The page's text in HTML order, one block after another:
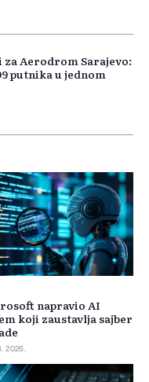
Aerodrom Sarajevo:
putnika u jednom
napravio AI
koji zaustavlja sajber
2026.